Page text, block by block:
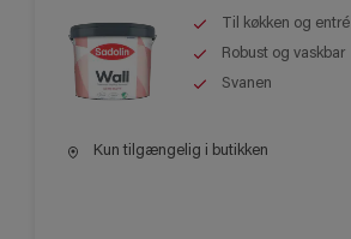
Til køkken og entré
Robust og vaskbar
Svanen
Kun tilgængelig i butikken